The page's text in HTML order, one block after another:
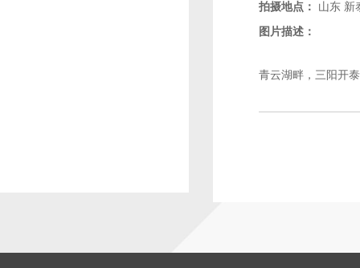
拍摄地点：
山东 新
图片描述：
青云湖畔，三阳开